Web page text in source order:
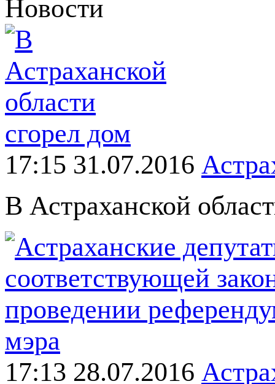
Новости
17:15 31.07.2016
В Астраханской
17:13 28.07.2016